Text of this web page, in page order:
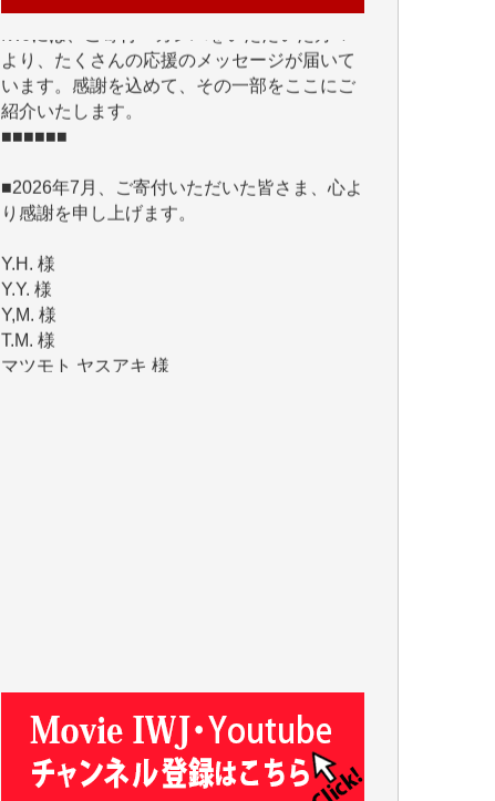
より、たくさんの応援のメッセージが届いて
います。感謝を込めて、その一部をここにご
紹介いたします。
■■■■■■
■2026年7月、ご寄付いただいた皆さま、心よ
Y.H. 様
Y,M. 様
T.M. 様
マツモト ヤスアキ 様
マシオン 恵美香 様
岩井 祐子 様
ASAKO TAKAESU 様
平野智生 様